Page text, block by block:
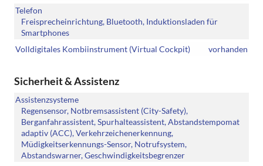
Telefon
Freisprecheinrichtung, Bluetooth, Induktionsladen für
Smartphones
Volldigitales Kombiinstrument (Virtual Cockpit)
vorhanden
Sicherheit & Assistenz
Assistenzsysteme
Regensensor, Notbremsassistent (City-Safety),
Berganfahrassistent, Spurhalteassistent, Abstandstempomat
adaptiv (ACC), Verkehrzeichenerkennung,
Müdigkeitserkennungs-Sensor, Notrufsystem,
Abstandswarner, Geschwindigkeitsbegrenzer